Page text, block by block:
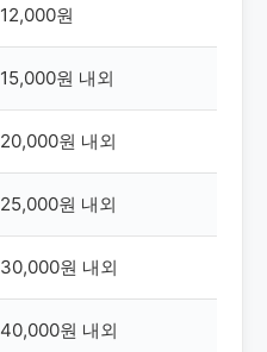
12,000원
15,000원 내외
20,000원 내외
25,000원 내외
30,000원 내외
40,000원 내외